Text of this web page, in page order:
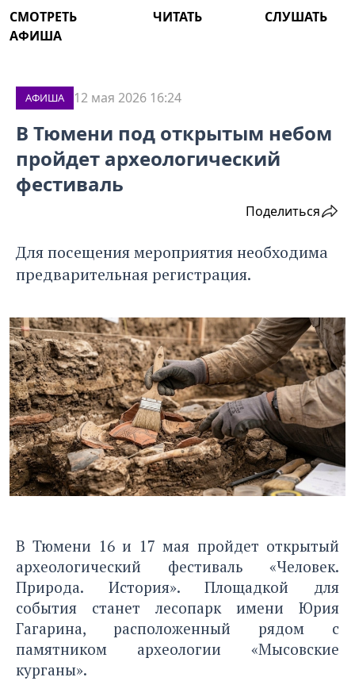
СМОТРЕТЬ ЧИТАТЬ
СЛУШАТЬ
АФИША
АФИША 12 мая 2026 16:24
В Тюмени под открытым небом
пройдет археологический
фестиваль
Поделиться
Для посещения мероприятия необходима
предварительная регистрация.
В Тюмени 16 и 17 мая пройдет открытый
археологический фестиваль «Человек.
Природа. История». Площадкой для
события станет лесопарк имени Юрия
Гагарина, расположенный рядом с
памятником археологии «Мысовские
курганы».